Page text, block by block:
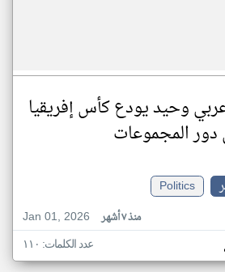
وحيد يودع كأس إفريقيا
Politics
Jan 01, 2026
منذ ٧ أشهر
عدد الكلمات: ١١٠